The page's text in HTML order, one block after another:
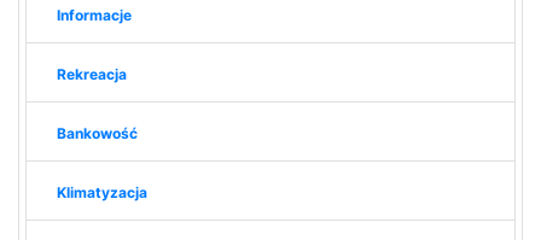
Informacje
Rekreacja
Bankowość
Klimatyzacja